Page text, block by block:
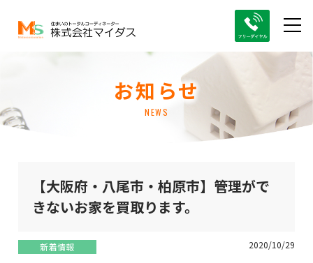
お知らせ
NEWS
【大阪府・八尾市・柏原市】管理がで
きないお家を買取ります。
新着情報 2020/10/29